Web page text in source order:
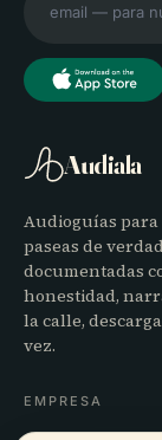
Audiala
Audioguías para
paseas de
documentadas
honestidad,
la calle,
vez.
EMPRESA